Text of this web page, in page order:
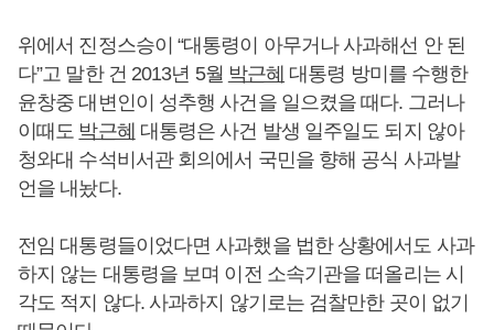
위에서 진정스승이 “대통령이 아무거나 사과해선 안 된
다”고 말한 건 2013년 5월 박근혜 대통령 방미를 수행한
윤창중 대변인이 성추행 사건을 일으켰을 때다. 그러나
이때도 박근혜 대통령은 사건 발생 일주일도 되지 않아
청와대 수석비서관 회의에서 국민을 향해 공식 사과발
언을 내놨다.
전임 대통령들이었다면 사과했을 법한 상황에서도 사과
하지 않는 대통령을 보며 이전 소속기관을 떠올리는 시
각도 적지 않다. 사과하지 않기로는 검찰만한 곳이 없기